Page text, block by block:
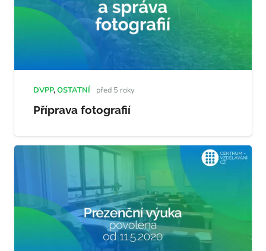
DVPP,OSTATNÍ před 5 roky
Příprava fotografií